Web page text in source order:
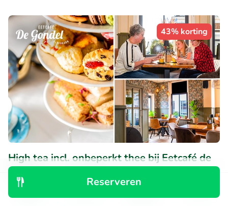
Reserveren
43% korting
High tea incl. onbeperkt thee bij Eetcafé de
Gondel
Wo